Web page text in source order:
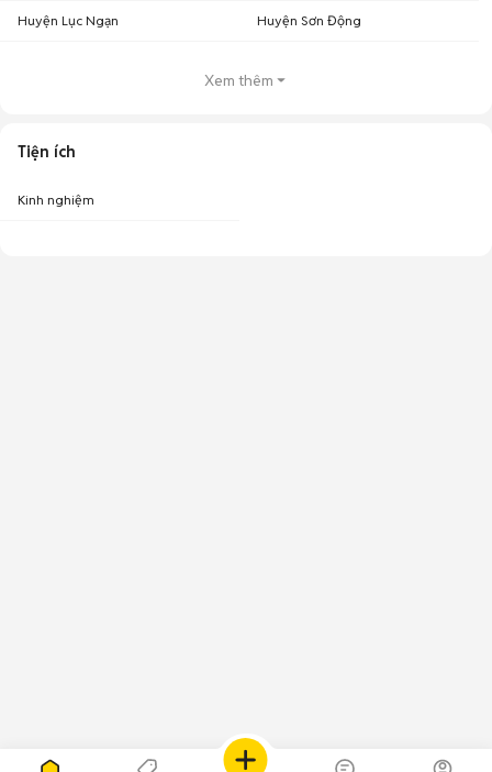
Huyện Lục Ngạn Huyện Sơn Động
Xem thêm
Tiện ích
Kinh nghiệm